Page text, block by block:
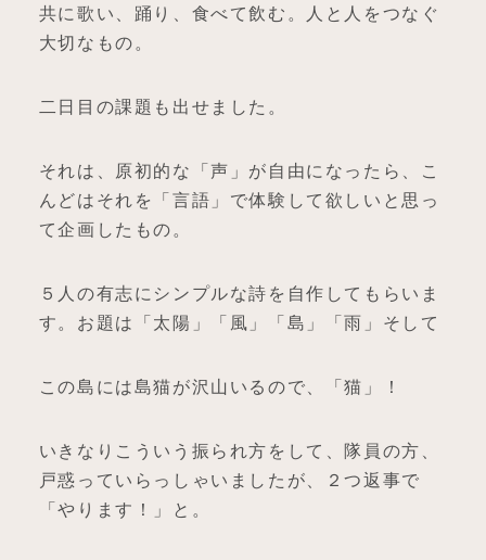
共に歌い、踊り、食べて飲む。人と人をつなぐ
大切なもの。
二日目の課題も出せました。
それは、原初的な「声」が自由になったら、こ
んどはそれを「言語」で体験して欲しいと思っ
て企画したもの。
５人の有志にシンプルな詩を自作してもらいま
す。お題は「太陽」「風」「島」「雨」そして
この島には島猫が沢山いるので、「猫」！
いきなりこういう振られ方をして、隊員の方、
戸惑っていらっしゃいましたが、２つ返事で
「やります！」と。